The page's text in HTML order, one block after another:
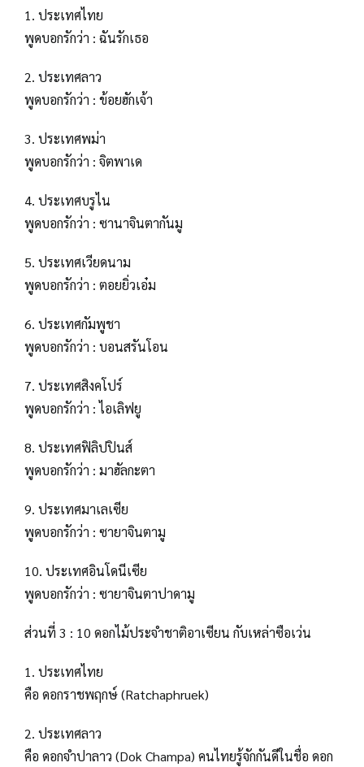
1. ประเทศไทย
พูดบอกรักว่า : ฉันรักเธอ
2. ประเทศลาว
พูดบอกรักว่า : ข้อยฮักเจ้า
3. ประเทศพม่า
พูดบอกรักว่า : จิตพาเด
4. ประเทศบรูไน
พูดบอกรักว่า : ซานาจินตากันมู
5. ประเทศเวียดนาม
พูดบอกรักว่า : ตอยยิ่วเอ๋ม
6. ประเทศกัมพูชา
พูดบอกรักว่า : บอนสรันโอน
7. ประเทศสิงคโปร์
พูดบอกรักว่า : ไอเลิฟยู
8. ประเทศฟิลิปปินส์
พูดบอกรักว่า : มาฮัลกะตา
9. ประเทศมาเลเซีย
พูดบอกรักว่า : ซายาจินตามู
10. ประเทศอินโดนีเซีย
พูดบอกรักว่า : ซายาจินตาปาดามู
ส่วนที่ 3 : 10 ดอกไม้ประจำชาติอาเซียน กับเหล่าซือเว่น
1. ประเทศไทย
คือ ดอกราชพฤกษ์ (Ratchaphruek)
2. ประเทศลาว
คือ ดอกจำปาลาว (Dok Champa) คนไทยรู้จักกันดีในชื่อ ดอก